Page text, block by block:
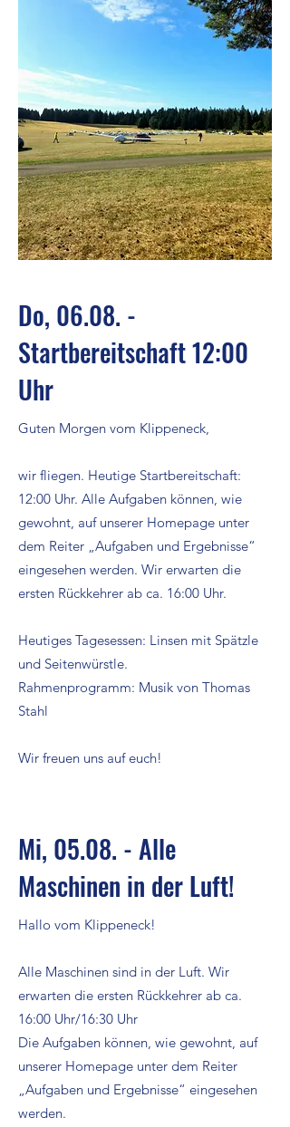
Do, 06.08. -
Startbereitschaft 12:00
Uhr
Guten Morgen vom Klippeneck,
wir fliegen. Heutige Startbereitschaft:
12:00 Uhr. Alle Aufgaben können, wie
gewohnt, auf unserer Homepage unter
dem Reiter „Aufgaben und Ergebnisse“
eingesehen werden. Wir erwarten die
ersten Rückkehrer ab ca. 16:00 Uhr.
Heutiges Tagesessen: Linsen mit Spätzle
und Seitenwürstle.
Rahmenprogramm: Musik von Thomas
Stahl
Wir freuen uns auf euch!
Mi, 05.08. - Alle
Maschinen in der Luft!
Hallo vom Klippeneck!
Alle Maschinen sind in der Luft. Wir
erwarten die ersten Rückkehrer ab ca.
16:00 Uhr/16:30 Uhr
Die Aufgaben können, wie gewohnt, auf
unserer Homepage unter dem Reiter
„Aufgaben und Ergebnisse“ eingesehen
werden.